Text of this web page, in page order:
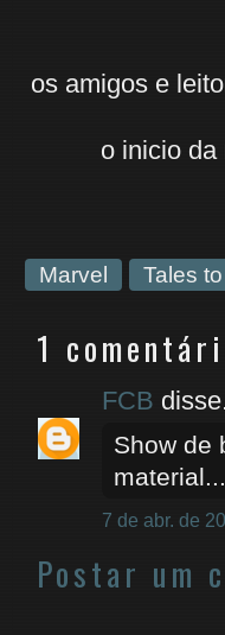
os amigos e
o inicio da
Marvel Tales
1
FCB
Show de
material...
7 de abr. de
Postar um